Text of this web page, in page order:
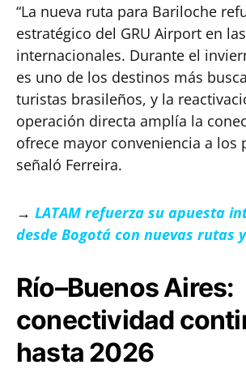
“La nueva ruta para Bariloche
estratégico del GRU Airport en
internacionales. Durante el
es uno de los destinos más
turistas brasileños, y la
operación directa amplía la
ofrece mayor conveniencia a los
señaló Ferreira.
→ LATAM refuerza su apuesta
desde Bogotá con nuevas rutas
Río–Buenos Aires:
conectividad
hasta 2026